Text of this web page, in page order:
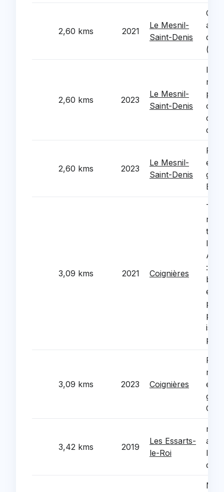
2,60 kms 2021
Le Mesnil-
Saint-Denis
de
2,60 kms 2023
Le Mesnil-
Saint-Denis
de
2,60 kms 2023
Le Mesnil-
Saint-Denis
3,09 kms 2021 Coignières
: reprise du
et
3,09 kms 2023 Coignières
3,42 kms 2019
Les Essarts-
le-Roi
de